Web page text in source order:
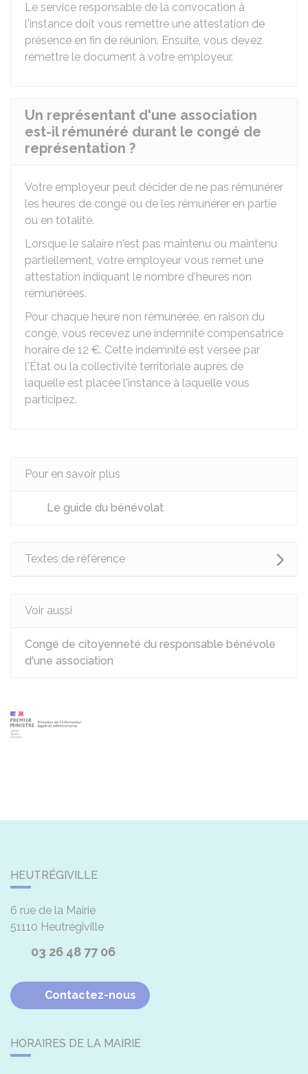
Le service responsable de la convocation à
l'instance doit vous remettre une attestation de
présence en fin de réunion. Ensuite, vous devez
remettre le document à votre employeur.
Un représentant d'une association
est-il rémunéré durant le congé de
représentation ?
Votre employeur peut décider de ne pas rémunérer
les heures de congé ou de les rémunérer en partie
ou en totalité.
Lorsque le salaire n'est pas maintenu ou maintenu
partiellement, votre employeur vous remet une
attestation indiquant le nombre d'heures non
rémunérées.
Pour chaque heure non rémunérée, en raison du
congé, vous recevez une indemnité compensatrice
horaire de 12 €. Cette indemnité est versée par
l'État ou la collectivité territoriale auprès de
laquelle est placée l'instance à laquelle vous
participez.
Pour en savoir plus
Le guide du bénévolat
Textes de référence
Voir aussi
Congé de citoyenneté du responsable bénévole
d'une association
HEUTRÉGIVILLE
6 rue de la Mairie
51110 Heutrégiville
03 26 48 77 06
Contactez-nous
HORAIRES DE LA MAIRIE